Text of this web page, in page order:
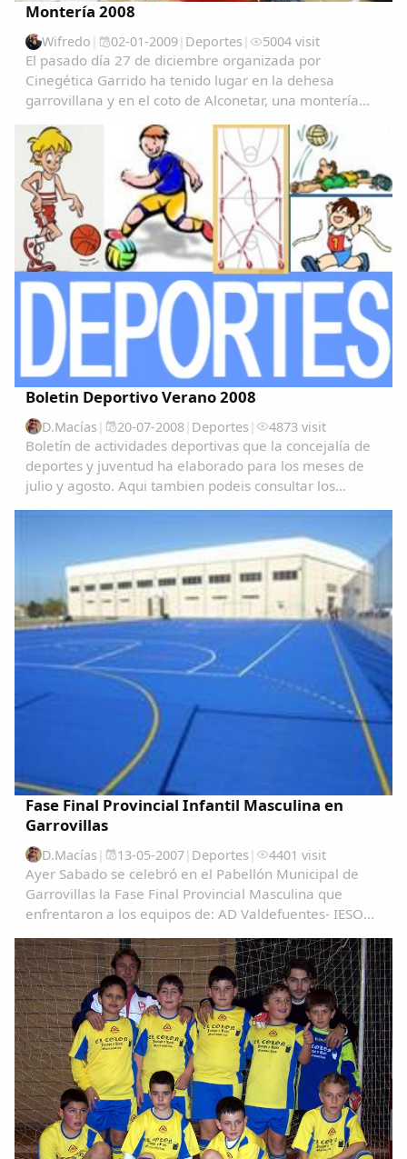
Montería 2008
Wifredo | 02-01-2009| Deportes | 5004 visit
El pasado día 27 de diciembre organizada por
Cinegética Garrido ha tenido lugar en la dehesa
garrovillana y en el coto de Alconetar, una montería
con la participación de más de 50 cazadores y un
resultado de 31 guarros cobrados, de los que 8 eran...
Boletin Deportivo Verano 2008
D.Macías | 20-07-2008| Deportes | 4873 visit
Boletín de actividades deportivas que la concejalía de
deportes y juventud ha elaborado para los meses de
julio y agosto. Aqui tambien podeis consultar los
Fase Final Provincial Infantil Masculina en
Garrovillas
D.Macías | 13-05-2007| Deportes | 4401 visit
Ayer Sabado se celebró en el Pabellón Municipal de
Garrovillas la Fase Final Provincial Masculina que
enfrentaron a los equipos de: AD Valdefuentes- IESO
resolviendose el partido en los penaltis en...